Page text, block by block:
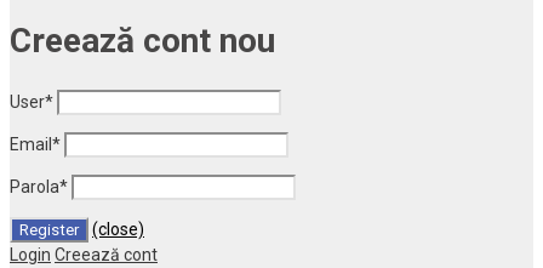
Creează cont nou
User*
Email *
Parola*
(close)
Login Creează cont